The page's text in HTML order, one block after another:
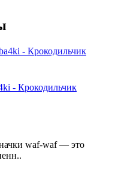
- Крокодильчик
waf-waf — это